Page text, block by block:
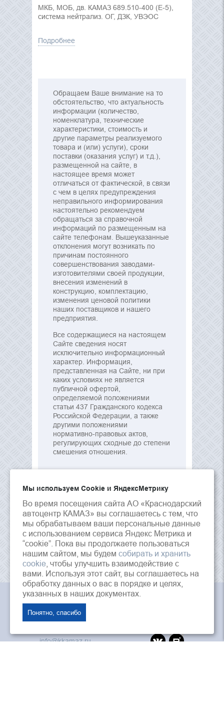
МКБ, МОБ, дв. КАМАЗ 689.510-400 (Е-5),
система нейтрализ. ОГ, ДЗК, УВЭОС
Подробнее
Обращаем Ваше внимание на то
обстоятельство, что актуальность
информации (количество,
номенклатура, технические
характеристики, стоимость и
другие параметры реализуемого
товара и (или) услуги), сроки
поставки (оказания услуг) и т.д.),
размещенной на сайте, в
настоящее время может
отличаться от фактической, в связи
с чем в целях предупреждения
неправильного информирования
настоятельно рекомендуем
обращаться за справочной
информаций по размещенным на
сайте телефонам. Вышеуказанные
отклонения могут возникать по
причинам постоянного
совершенствования заводами-
изготовителями своей продукции,
внесения изменений в
конструкцию, комплектацию,
изменения ценовой политики
наших поставщиков и нашего
предприятия.
Все содержащиеся на настоящем
Сайте сведения носят
исключительно информационный
характер. Информация,
представленная на Сайте, ни при
каких условиях не является
публичной офертой,
определяемой положениями
статьи 437 Гражданского кодекса
Российской Федерации, а также
другими положениями
нормативно-правовых актов,
регулирующих сходные до степени
смешения отношения.
Мы используем Сookie и ЯндексМетрику
Во время посещения сайта АО «Краснодарский
автоцентр КАМАЗ» вы соглашаетесь с тем, что
мы обрабатываем ваши персональные данные
с использованием сервиса Яндекс Метрика и
“cookie”. Пока вы продолжаете пользоваться
нашим сайтом, мы будем собирать и хранить
cookie , чтобы улучшить взаимодействие с
вами. Используя этот сайт, вы соглашаетесь на
обработку данных о вас в порядке и целях,
указанных в наших документах.
Понятно, спасибо
353202, Россия, Краснодарский край, ст.
Динская, ул. Красная, 125
info@kkamaz.ru